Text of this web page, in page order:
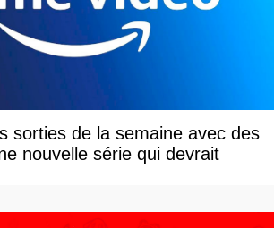
sorties de la semaine avec des
nouvelle série qui devrait